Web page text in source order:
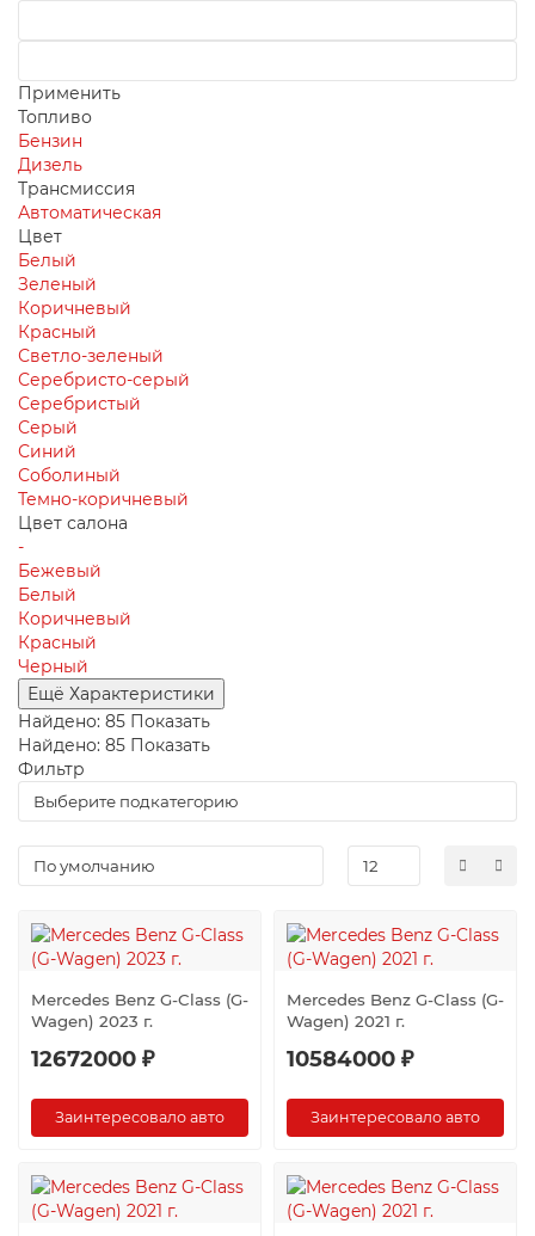
Применить
Топливо
Бензин
Дизель
Трансмиссия
Автоматическая
Цвет
Белый
Зеленый
Коричневый
Красный
Светло-зеленый
Серебристо-серый
Серебристый
Серый
Синий
Соболиный
Темно-коричневый
Цвет салона
-
Бежевый
Белый
Коричневый
Красный
Черный
Ещё Характеристики
Найдено: 85 Показать
Найдено: 85 Показать
Фильтр
Mercedes Benz G-Class (G-
Wagen) 2023 г.
12672000 ₽
Заинтересовало авто
Mercedes Benz G-Class (G-
Wagen) 2021 г.
10584000 ₽
Заинтересовало авто